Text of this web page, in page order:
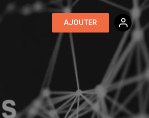
AJOUTER